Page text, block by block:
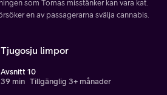
som Tomas misstänker kan vara kat.
en av passagerarna svälja cannabis.
Tjugosju limpor
Avsnitt 10
39 min Tillgänglig 3+ månader